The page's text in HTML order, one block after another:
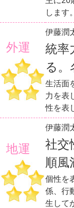
します。
外運
伊藤潤
統率
る。
生活面
力を表
性を表
地運
伊藤潤
社交
順風
個性を
係、行
生して